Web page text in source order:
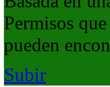
Permisos
pueden
Subir